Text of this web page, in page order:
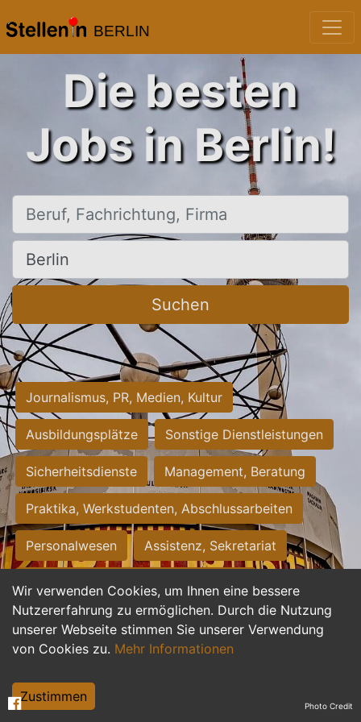
BERLIN
Wir verwenden Cookies, um Ihnen eine bessere
Nutzererfahrung zu ermöglichen. Durch die Nutzung
unserer Webseite stimmen Sie unserer Verwendung
von Cookies zu. Mehr Informationen
Zustimmen
Die besten
Jobs in Berlin!
Beruf, Fachrichtung, Firma
Ort, Stadt
Suchen
Journalismus, PR, Medien, Kultur
Ausbildungsplätze Sonstige Dienstleistungen
Sicherheitsdienste Management, Beratung
Praktika, Werkstudenten, Abschlussarbeiten
Personalwesen Assistenz, Sekretariat
Hilfskräfte, Aushilfs- und Nebenjobs
Einkauf, Logistik, Materialwirtschaft
Weiterbildung, Studium, duale Ausbildung
Tourismus
Photo Credit